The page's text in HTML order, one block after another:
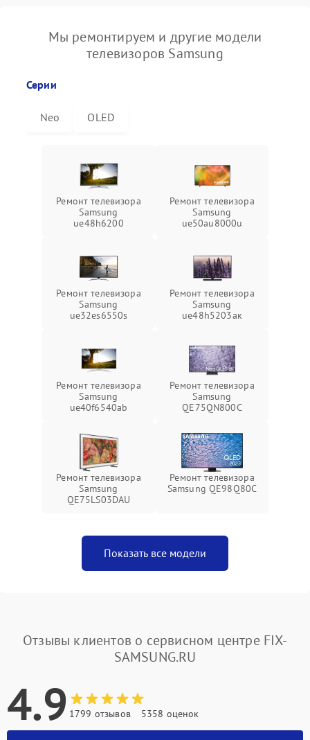
Мы ремонтируем и другие модели
телевизоров Samsung
Серии
Neo OLED
Ремонт телевизора
Samsung
ue48h6200
Ремонт телевизора
Samsung
ue50au8000u
Ремонт телевизора
Samsung
ue32es6550s
Ремонт телевизора
Samsung
ue48h5203aк
Ремонт телевизора
Samsung
ue40f6540ab
Ремонт телевизора
Samsung
QE75QN800C
Ремонт телевизора
Samsung
QE75LS03DAU
Ремонт телевизора
Samsung QE98Q80C
Показать все модели
Отзывы клиентов о сервисном центре FIX-
SAMSUNG.RU
4.9 1799 отзывов 5358 оценок